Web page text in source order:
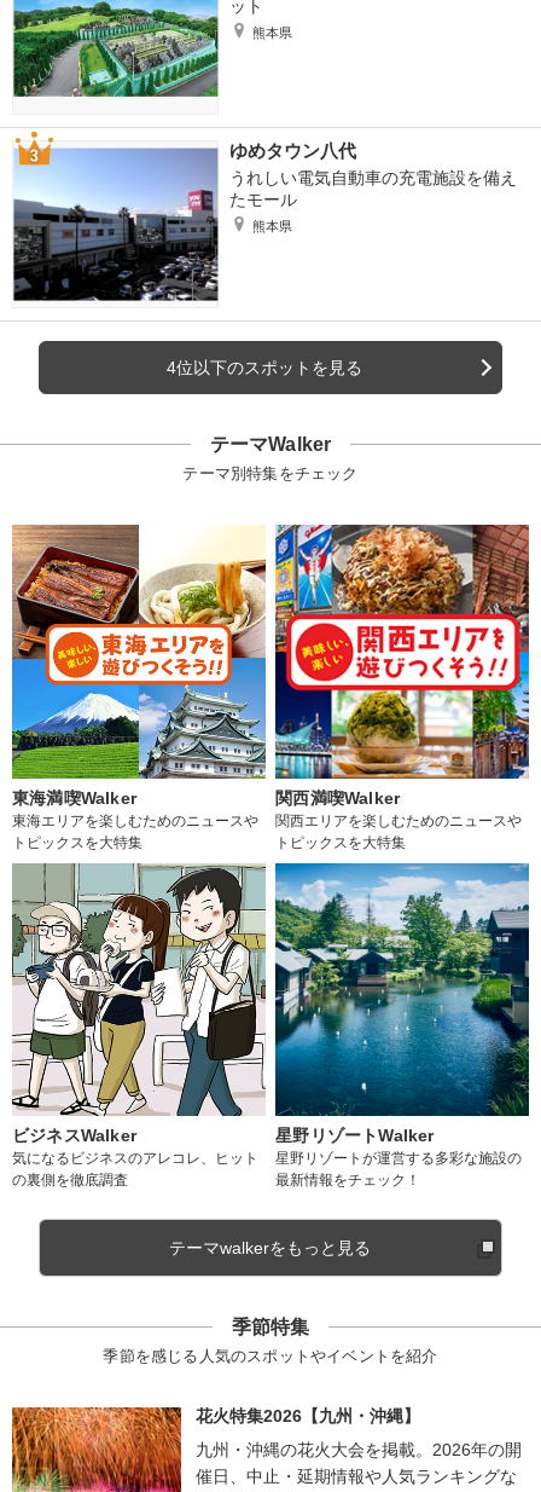
ット
熊本県
ゆめタウン八代
うれしい電気自動車の充電施設を備え
たモール
熊本県
4位以下のスポットを見る
テーマWalker
テーマ別特集をチェック
東海満喫Walker
東海エリアを楽しむためのニュースや
トピックスを大特集
関西満喫Walker
関西エリアを楽しむためのニュースや
トピックスを大特集
ビジネスWalker
気になるビジネスのアレコレ、ヒット
の裏側を徹底調査
星野リゾートWalker
星野リゾートが運営する多彩な施設の
最新情報をチェック！
テーマwalkerをもっと見る
季節特集
季節を感じる人気のスポットやイベントを紹介
花火特集2026【九州・沖縄】
九州・沖縄の花火大会を掲載。2026年の開
催日、中止・延期情報や人気ランキングな